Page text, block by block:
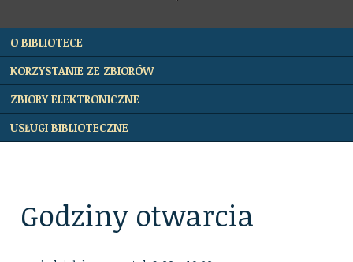
O BIBLIOTECE
KORZYSTANIE ZE ZBIORÓW
ZBIORY ELEKTRONICZNE
USŁUGI BIBLIOTECZNE
Godziny otwarcia